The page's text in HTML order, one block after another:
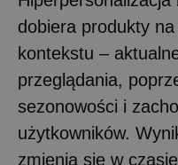
dobiera produkty
kontekstu –
przeglądania,
sezonowości i
użytkowników.
zmienia się w